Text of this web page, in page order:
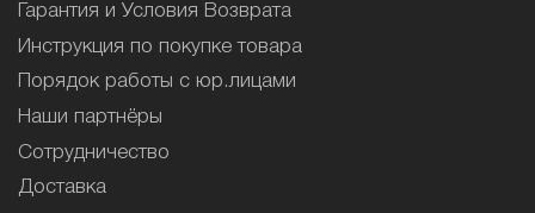
Гарантия и Условия Возврата
Инструкция по покупке товара
Порядок работы с юр.лицами
Наши партнёры
Сотрудничество
Доставка